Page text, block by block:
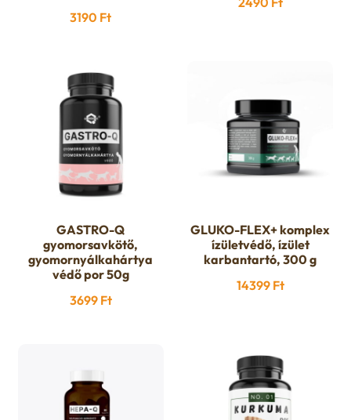
3190 Ft
GASTRO-Q
gyomorsavkötő,
gyomornyálkahártya
védő por 50g
3699 Ft
GLUKO-FLEX+ komplex
ízületvédő, ízület
karbantartó, 300 g
14399 Ft